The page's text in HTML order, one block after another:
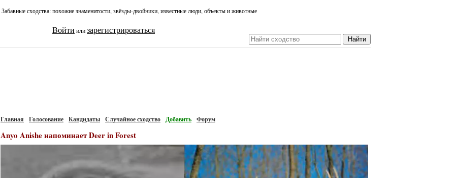
Забавные сходства: похожие знаменитости, звёзды-двойники, известные люди, объекты и животные
Войти или зарегистрироваться
Главная Голосование Кандидаты Случайное сходство Добавить Форум
Anyo Anishe напоминает Deer in Forest